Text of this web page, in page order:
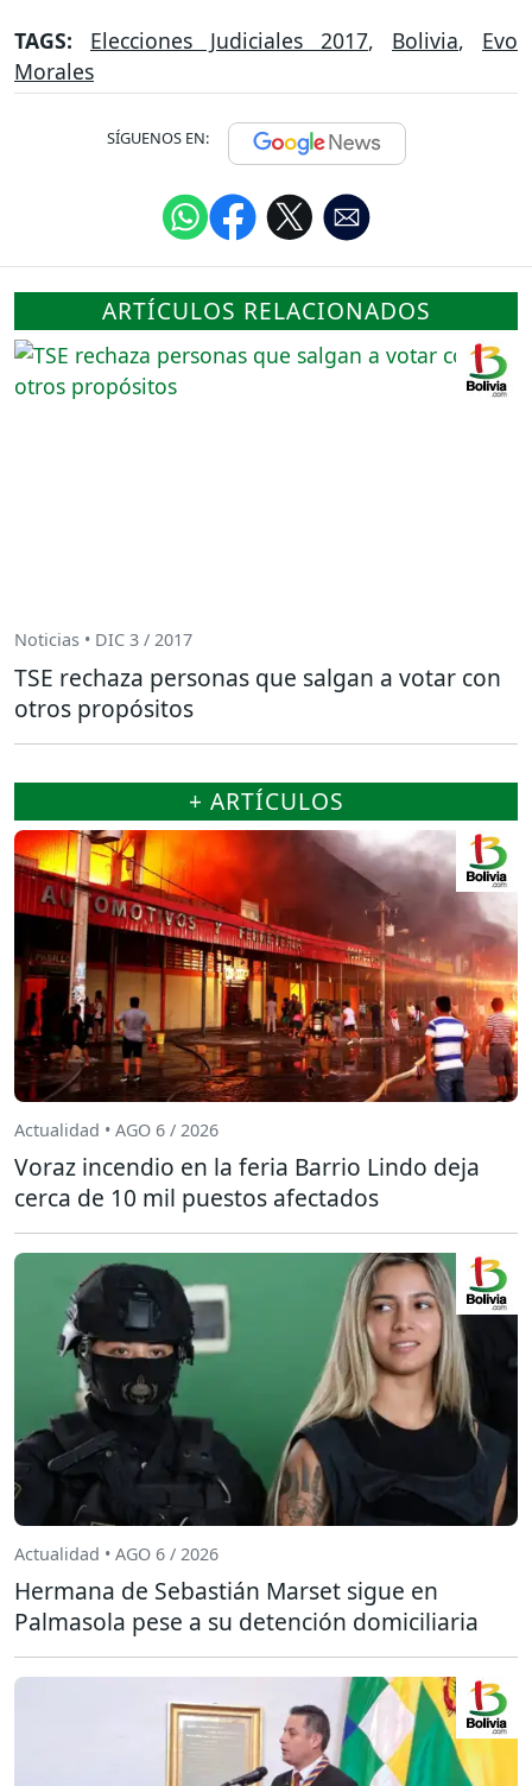
TAGS: Elecciones Judiciales 2017, Bolivia, Evo
Morales
SÍGUENOS EN:
ARTÍCULOS RELACIONADOS
Noticias • DIC 3 / 2017
TSE rechaza personas que salgan a votar con
otros propósitos
+ ARTÍCULOS
Actualidad • AGO 6 / 2026
Voraz incendio en la feria Barrio Lindo deja
cerca de 10 mil puestos afectados
Actualidad • AGO 6 / 2026
Hermana de Sebastián Marset sigue en
Palmasola pese a su detención domiciliaria